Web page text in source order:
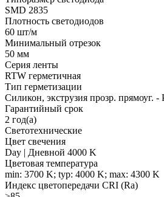
SMD 2835
Плотность светодиодов
60 шт/м
Минимальный отрезок
50 мм
Серия ленты
RTW герметичная
Тип герметизации
Силикон, экструзия прозр. прямоуг. -
Гарантийный срок
2 год(а)
Светотехнические
Цвет свечения
Day | Дневной 4000 K
Цветовая температура
min: 3700 K; typ: 4000 K; max: 4300 K
Индекс цветопередачи CRI (Ra)